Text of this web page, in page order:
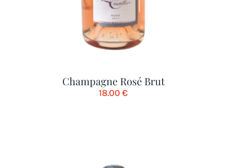
Champagne Rosé Brut
18.00€